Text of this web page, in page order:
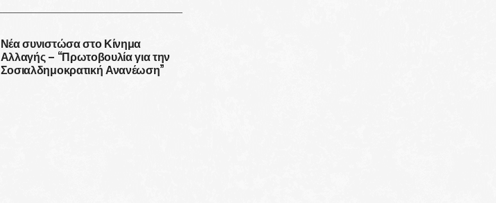
Νέα συνιστώσα στο Κίνημα
Αλλαγής – “Πρωτοβουλία για την
Σοσιαλδημοκρατική Ανανέωση”